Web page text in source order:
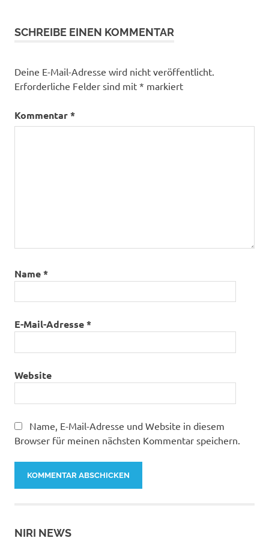
SCHREIBE EINEN KOMMENTAR
Deine E-Mail-Adresse wird nicht veröffentlicht.
Erforderliche Felder sind mit * markiert
Kommentar*
Name*
E-Mail-Adresse*
Website
Name, E-Mail-Adresse und Website in diesem
Browser für meinen nächsten Kommentar speichern.
NIRI NEWS